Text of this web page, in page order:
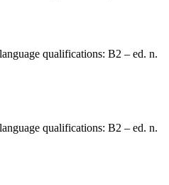
qualifications: B2 – ed. n.
qualifications: B2 – ed. n.